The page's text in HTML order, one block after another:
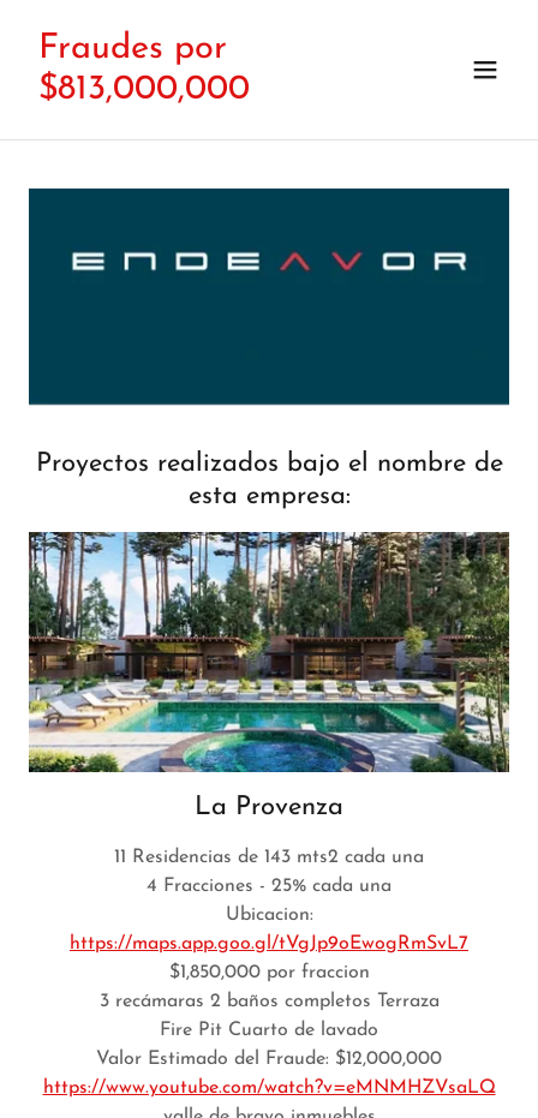
Fraudes por
$813,000,000
Proyectos realizados bajo el nombre de
esta empresa:
La Provenza
11 Residencias de 143 mts2 cada una
4 Fracciones - 25% cada una
Ubicacion:
https://maps.app.goo.gl/tVgJp9oEwogRmSvL7
$1,850,000 por fraccion
3 recámaras 2 baños completos Terraza
Fire Pit Cuarto de lavado
Valor Estimado del Fraude: $12,000,000
https://www.youtube.com/watch?v=eMNMHZVsaLQ